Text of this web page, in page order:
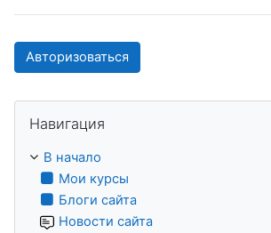
Авторизоваться
Навигация
В начало
Мои курсы
Блоги сайта
Новости сайта